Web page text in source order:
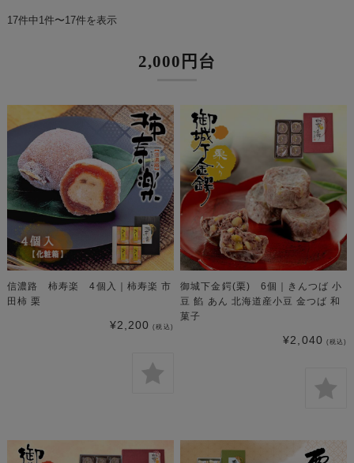
17件中1件〜17件を表示
2,000円台
信濃路 柿寿楽 4個入｜柿寿楽 市
田柿 栗
¥2,200 (税込)
御城下金鍔(栗) 6個｜きんつば 小
豆 餡 あん 北海道産小豆 金つば 和
菓子
¥2,040 (税込)